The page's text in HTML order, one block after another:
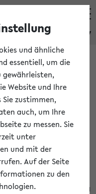
eKVV
Veranstaltungen
und nicht abhängig
und ähnliche
essentiell, um die
Website und Ihre
Sie zustimmen,
auch, um Ihre
zu messen. Sie
unter
und mit der
Auf der Seite
zu den